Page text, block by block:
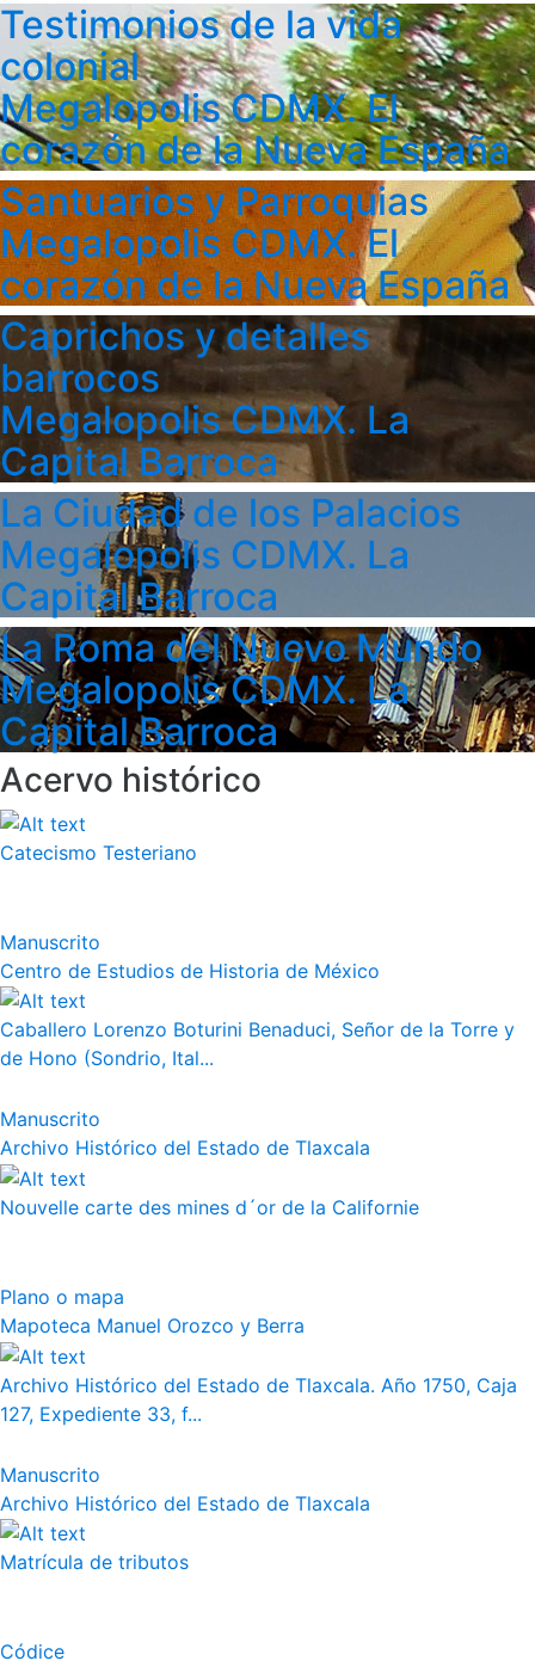
Testimonios de la vida
colonial
Megalopolis CDMX. El
corazón de la Nueva España
Santuarios y Parroquias
Megalopolis CDMX. El
corazón de la Nueva España
Caprichos y detalles
barrocos
Megalopolis CDMX. La
Capital Barroca
La Ciudad de los Palacios
Megalopolis CDMX. La
Capital Barroca
La Roma del Nuevo Mundo
Megalopolis CDMX. La
Capital Barroca
Acervo histórico
Catecismo Testeriano
Manuscrito
Centro de Estudios de Historia de México
Caballero Lorenzo Boturini Benaduci, Señor de la Torre y
de Hono (Sondrio, Ital...
Manuscrito
Archivo Histórico del Estado de Tlaxcala
Nouvelle carte des mines d´or de la Californie
Plano o mapa
Mapoteca Manuel Orozco y Berra
Archivo Histórico del Estado de Tlaxcala. Año 1750, Caja
127, Expediente 33, f...
Manuscrito
Archivo Histórico del Estado de Tlaxcala
Matrícula de tributos
Códice